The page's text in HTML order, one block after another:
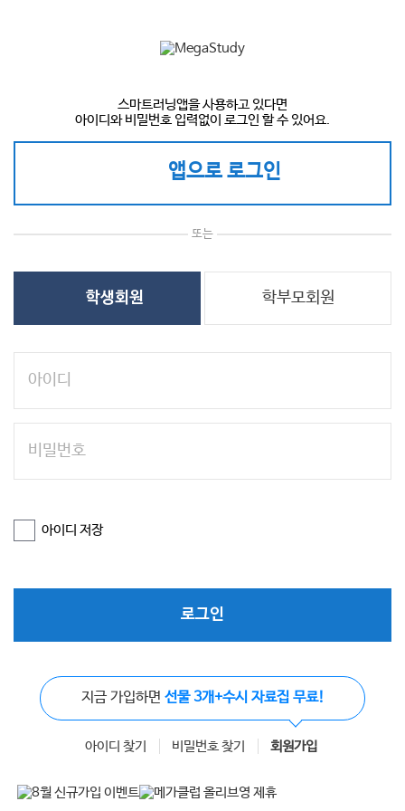
스마트러닝앱을 사용하고 있다면
아이디와 비밀번호 입력없이 로그인 할 수 있어요.
앱으로 로그인
또는
학생회원 학부모회원
아이디 저장
로그인
지금 가입하면 선물 3개+수시 자료집 무료!
아이디 찾기 비밀번호 찾기 회원가입